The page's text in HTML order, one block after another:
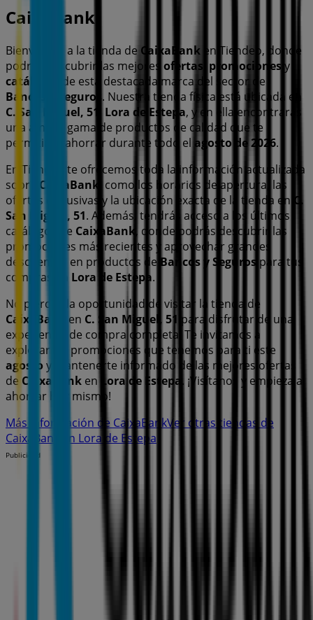
CaixaBank
Bienvenido a la tienda de CaixaBank en Tiendeo, donde
podrás descubrir las mejores ofertas promociones y
catálogos
de esta destacada marca del sector de
Bancos y Seguros . Nuestra tienda física está ubicada en
C. San Miguel, 51
Lora de Estepa, y en ella encontrarás
una amplia gama de productos de calidad que te
permitirán ahorrar durante todo el agosto de 2026.
En Tiendeo te ofrecemos toda la información actualizada
sobre CaixaBank , como los horarios de apertura, las
ofertas exclusivas y la ubicación exacta de la tienda en C.
San Miguel, 51. Además, tendrás acceso a los últimos
catálogos de CaixaBank , donde podrás descubrir las
promociones más recientes y aprovechar grandes
descuentos en productos de Bancos y Seguros para tus
compras en Lora de Estepa.
No pierdas la oportunidad de visitar la tienda de
CaixaBank
en C. San Miguel, 51 para disfrutar de una
experiencia de compra completa. Te invitamos a
explorar las promociones que tenemos para ti este
agosto y mantenerte informado de las mejores ofertas
de CaixaBank en Lora de Estepa . ¡Visítanos y empieza a
ahorrar hoy mismo!
Más información de CaixaBankVer otras tiendas de
CaixaBank en Lora de Estepa
Publicidad